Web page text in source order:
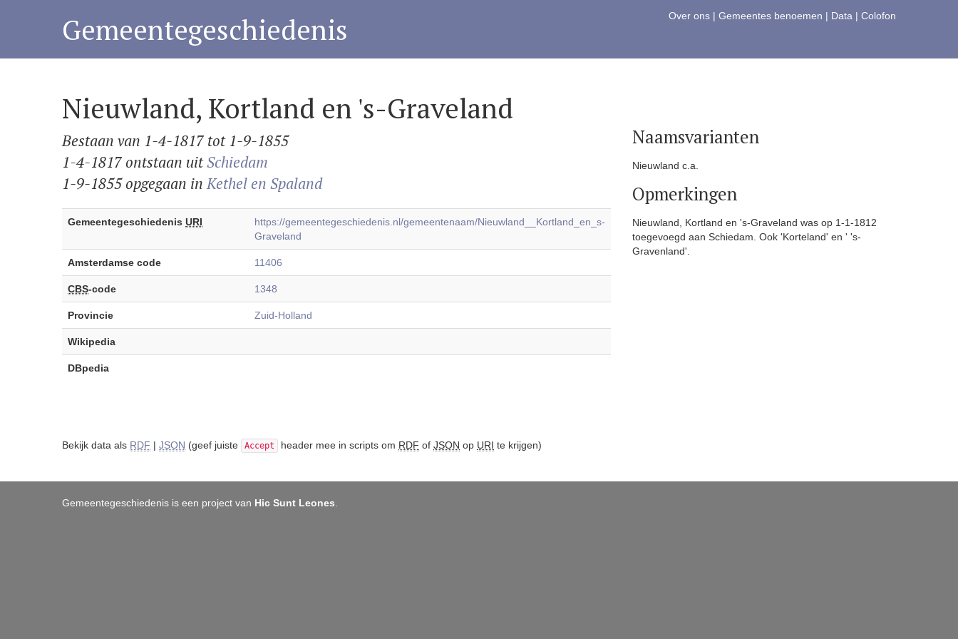
Over ons | Gemeentes benoemen | Data | Colofon
Gemeentegeschiedenis
Nieuwland, Kortland en 's-Graveland
Bestaan van 1-4-1817 tot 1-9-1855
1-4-1817 ontstaan uitSchiedam
1-9-1855 opgegaan inKethel en Spaland
Gemeentegeschiedenis URI
https://gemeentegeschiedenis.nl/gemeentenaam/Nieuwland__Kortland_en_s-
Graveland
Amsterdamse code 11406
CBS-code 1348
Provincie Zuid-Holland
Wikipedia
DBpedia
Naamsvarianten
Nieuwland c.a.
Opmerkingen
Nieuwland, Kortland en 's-Graveland was op 1-1-1812
toegevoegd aan Schiedam. Ook 'Korteland' en ' 's-
Gravenland'.
Bekijk data als RDF | JSON (geef juiste Accept header mee in scripts om RDF of JSON op URI te krijgen)
Gemeentegeschiedenis is een project van Hic Sunt Leones